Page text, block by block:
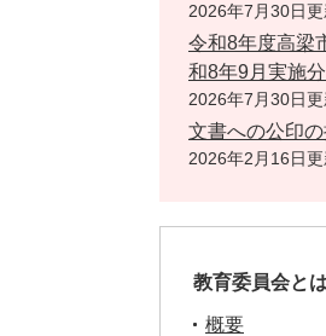
2026年7月30日
令和8年度高梁
和8年9月実施分
2026年7月30日
文書への公印
2026年2月16日
教育委員会とは
概要